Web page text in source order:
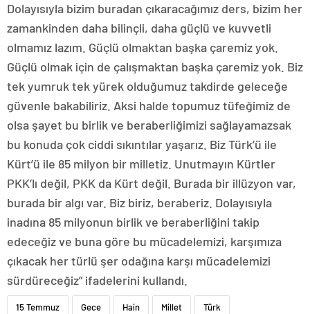
Dolayısıyla bizim buradan çıkaracağımız ders, bizim her
zamankinden daha bilinçli, daha güçlü ve kuvvetli
olmamız lazım. Güçlü olmaktan başka çaremiz yok.
Güçlü olmak için de çalışmaktan başka çaremiz yok. Biz
tek yumruk tek yürek olduğumuz takdirde geleceğe
güvenle bakabiliriz. Aksi halde topumuz tüfeğimiz de
olsa şayet bu birlik ve beraberliğimizi sağlayamazsak
bu konuda çok ciddi sıkıntılar yaşarız. Biz Türk’ü ile
Kürt’ü ile 85 milyon bir milletiz. Unutmayın Kürtler
PKK’lı değil, PKK da Kürt değil. Burada bir illüzyon var,
burada bir algı var. Biz biriz, beraberiz. Dolayısıyla
inadına 85 milyonun birlik ve beraberliğini takip
edeceğiz ve buna göre bu mücadelemizi, karşımıza
çıkacak her türlü şer odağına karşı mücadelemizi
sürdüreceğiz” ifadelerini kullandı.
15 Temmuz Gece Hain Millet Türk